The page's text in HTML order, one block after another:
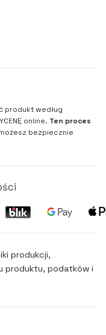
produkt według
online. Ten proces
bezpiecznie
produkcji,
produktu, podatków i